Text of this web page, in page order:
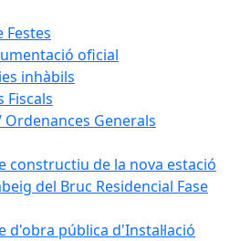
Festes
oficial
inhàbils
Fiscals
Generals
constructiu de la nova estació
del Bruc Residencial Fase
d'obra pública d'Instal·lació